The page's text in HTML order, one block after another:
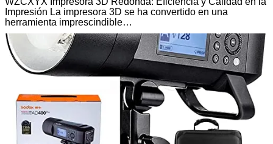
Impresión La impresora 3D se ha convertido en una
herramienta imprescindible…